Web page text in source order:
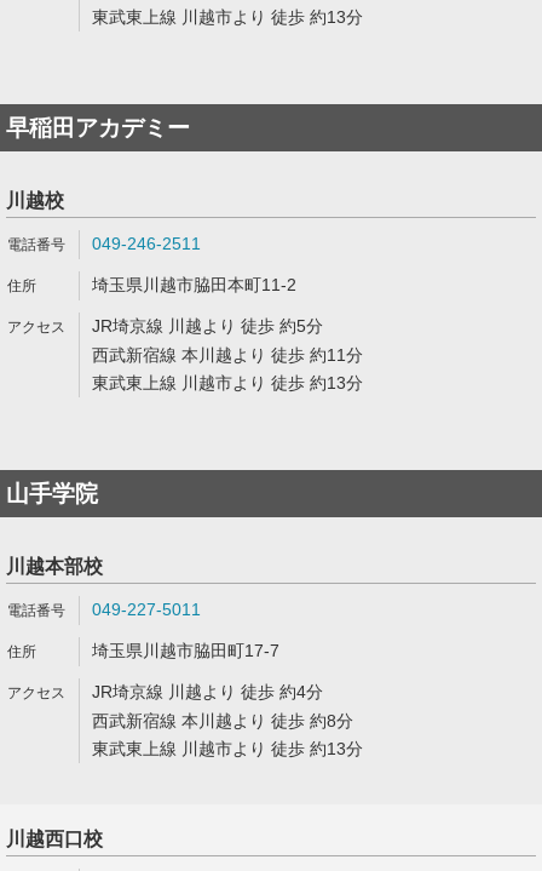
東武東上線 川越市より 徒歩 約13分
早稲田アカデミー
川越校
049-246-2511
埼玉県川越市脇田本町11-2
JR埼京線 川越より 徒歩 約5分
西武新宿線 本川越より 徒歩 約11分
東武東上線 川越市より 徒歩 約13分
山手学院
川越本部校
049-227-5011
埼玉県川越市脇田町17-7
JR埼京線 川越より 徒歩 約4分
西武新宿線 本川越より 徒歩 約8分
東武東上線 川越市より 徒歩 約13分
川越西口校